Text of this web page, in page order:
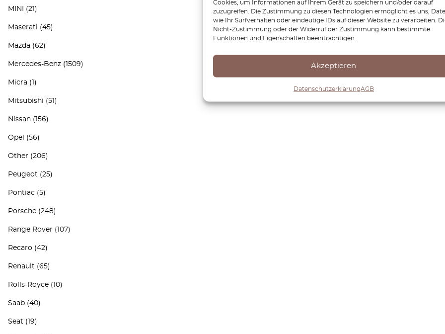
Cookies, um Informationen auf Ihrem Gerät zu speichern und/oder darauf
zuzugreifen. Die Zustimmung zu diesen Technologien ermöglicht es uns,
wie Ihr Surfverhalten oder eindeutige IDs auf dieser Website zu verarbeiten.
Nicht-Zustimmung oder der Widerruf der Zustimmung kann bestimmte
Funktionen und Eigenschaften beeinträchtigen.
Akzeptieren
DatenschutzerklärungAGB
MINI (21)
Maserati (45)
Mazda (62)
Mercedes-Benz (1509)
Micra (1)
Mitsubishi (51)
Nissan (156)
Opel (56)
Other (206)
Peugeot (25)
Pontiac (5)
Porsche (248)
Range Rover (107)
Recaro (42)
Renault (65)
Rolls-Royce (10)
Saab (40)
Seat (19)